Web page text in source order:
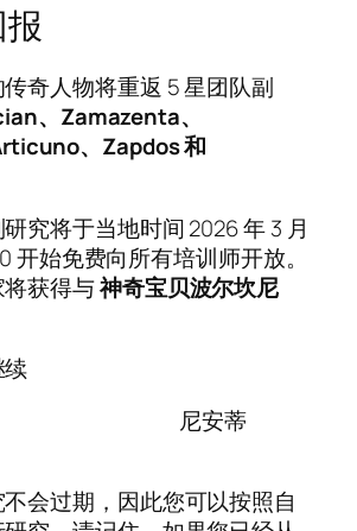
奇人物将重返 5 星团队副
、Zamazenta、
、Zapdos 和
究将于当地时间 2026 年 3 月
开始免费向所有培训师开放。
将获得与神奇宝贝波尔坎尼
尼安蒂
会过期，因此您可以按照自